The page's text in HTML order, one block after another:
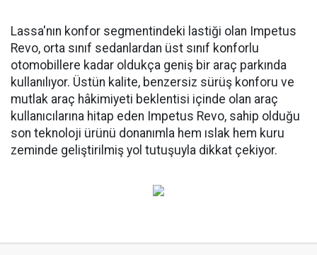
Lassa'nın konfor segmentindeki lastiği olan Impetus
Revo, orta sınıf sedanlardan üst sınıf konforlu
otomobillere kadar oldukça geniş bir araç parkında
kullanılıyor. Üstün kalite, benzersiz sürüş konforu ve
mutlak araç hâkimiyeti beklentisi içinde olan araç
kullanıcılarına hitap eden Impetus Revo, sahip olduğu
son teknoloji ürünü donanımla hem ıslak hem kuru
zeminde geliştirilmiş yol tutuşuyla dikkat çekiyor.